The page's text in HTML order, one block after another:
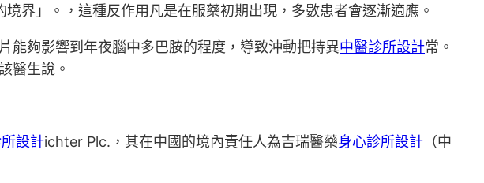
境界」。，這種反作用凡是在服藥初期出現，多數患者會逐漸適應。
能夠影響到年夜腦中多巴胺的程度，導致沖動把持異中醫診所設計常。
醫生說。
設計ichter Plc.，其在中國的境內責任人為吉瑞醫藥身心診所設計 （中